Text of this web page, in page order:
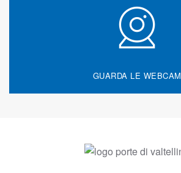
GUARDA LE WEBCAM